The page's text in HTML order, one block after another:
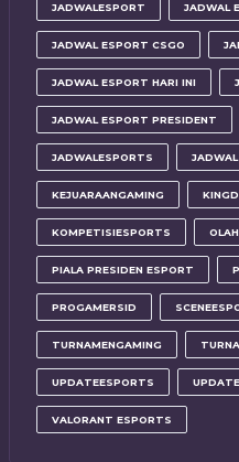
JADWALESPORT JADWAL
JADWAL ESPORT CSGO
JADWAL ESPORT HARI INI
JADWAL ESPORT PRESIDENT
JADWALESPORTS
KEJUARAANGAMING
KOMPETISIESPORTS
PIALA PRESIDEN ESPORT
PROGAMERSID
TURNAMENGAMING
UPDATEESPORTS
VALORANT ESPORTS